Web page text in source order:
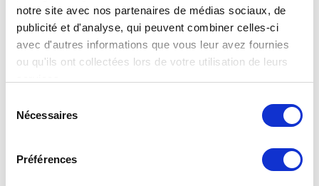
notre site avec nos partenaires de médias sociaux, de
publicité et d'analyse, qui peuvent combiner celles-ci
avec d'autres informations que vous leur avez fournies
ou qu'ils ont collectées lors de votre utilisation de leurs
Nécessaires
Préférences